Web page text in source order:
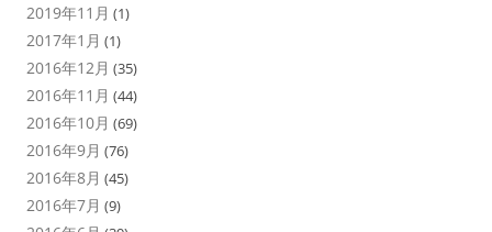
2019年11月 (1)
2017年1月 (1)
2016年12月 (35)
2016年11月 (44)
2016年10月 (69)
2016年9月 (76)
2016年8月 (45)
2016年7月 (9)